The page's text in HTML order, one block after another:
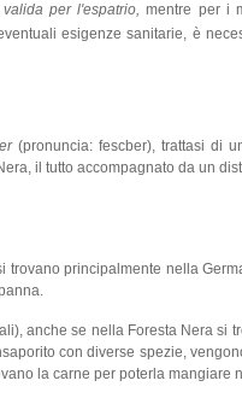
per l'espatrio, mentre per i
esigenze sanitarie, è
(pronuncia: fescber), trattasi di
il tutto accompagnato da un
principalmente nella
anche se nella Foresta Nera si
con diverse spezie,
la carne per poterla mangiare